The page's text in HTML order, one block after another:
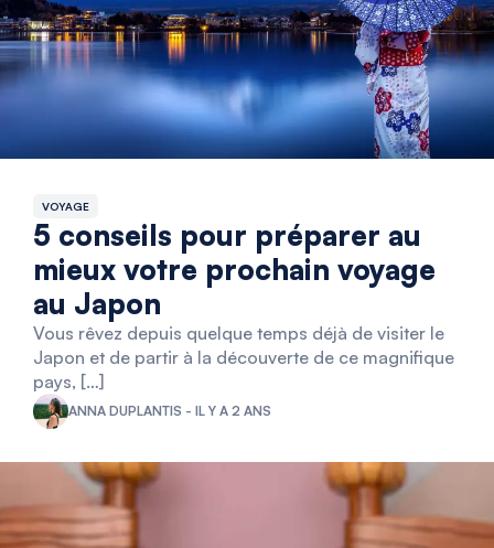
VOYAGE
5 conseils pour préparer au
mieux votre prochain voyage
au Japon
Vous rêvez depuis quelque temps déjà de visiter le
Japon et de partir à la découverte de ce magnifique
pays, […]
ANNA DUPLANTIS - IL Y A 2 ANS